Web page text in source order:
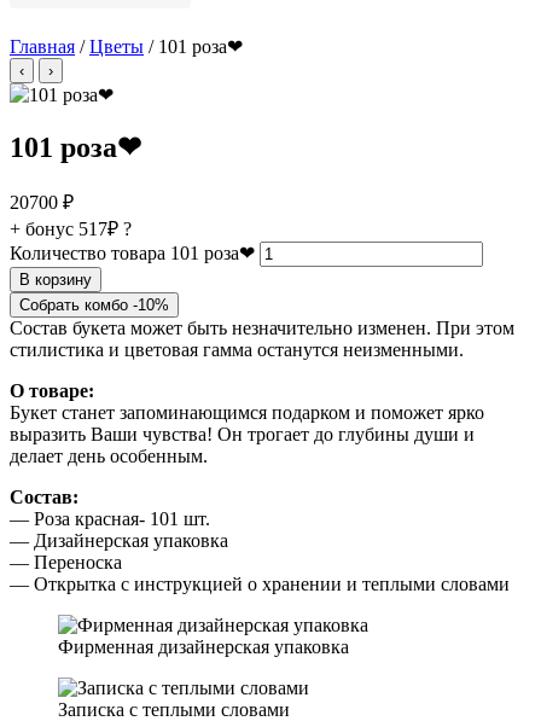
Главная /Цветы / 101 роза❤
‹ ›
101 роза❤
20700 ₽
+ бонус 517₽ ?
Количество товара 101 роза❤
В корзину
Собрать комбо -10%
Состав букета может быть незначительно изменен. При этом
стилистика и цветовая гамма останутся неизменными.
О товаре:
Букет станет запоминающимся подарком и поможет ярко
выразить Ваши чувства! Он трогает до глубины души и
делает день особенным.
Состав:
— Роза красная- 101 шт.
— Дизайнерская упаковка
— Переноска
— Открытка с инструкцией о хранении и теплыми словами
Фирменная дизайнерская упаковка
Записка с теплыми словами